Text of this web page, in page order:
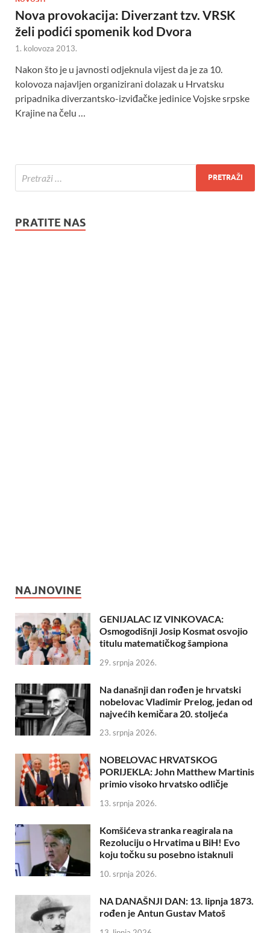
Nova provokacija: Diverzant tzv. VRSK
želi podići spomenik kod Dvora
1. kolovoza 2013.
Nakon što je u javnosti odjeknula vijest da je za 10.
kolovoza najavljen organizirani dolazak u Hrvatsku
pripadnika diverzantsko-izviđačke jedinice Vojske srpske
Krajine na čelu …
PRATITE NAS
NAJNOVINE
GENIJALAC IZ VINKOVACA:
Osmogodišnji Josip Kosmat osvojio
titulu matematičkog šampiona
29. srpnja 2026.
Na današnji dan rođen je hrvatski
nobelovac Vladimir Prelog, jedan od
najvećih kemičara 20. stoljeća
23. srpnja 2026.
NOBELOVAC HRVATSKOG
PORIJEKLA: John Matthew Martinis
primio visoko hrvatsko odličje
13. srpnja 2026.
Komšićeva stranka reagirala na
Rezoluciju o Hrvatima u BiH! Evo
koju točku su posebno istaknuli
10. srpnja 2026.
NA DANAŠNJI DAN: 13. lipnja 1873.
rođen je Antun Gustav Matoš